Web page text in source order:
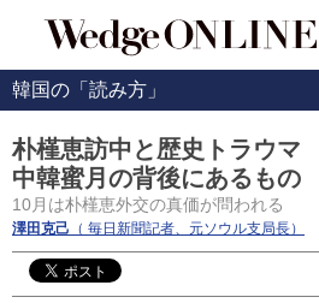
韓国の「読み方」
朴槿恵訪中と歴史トラウマ
中韓蜜月の背後にあるもの
10月は朴槿恵外交の真価が問われる
澤田克己 （ 毎日新聞記者、元ソウル支局長）